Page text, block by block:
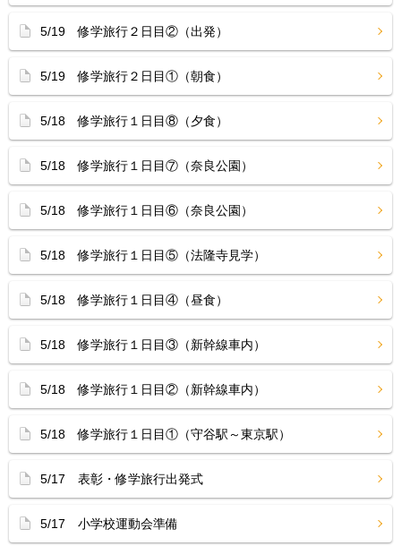
5/19 修学旅行２日目②（出発）
5/19 修学旅行２日目①（朝食）
5/18 修学旅行１日目⑧（夕食）
5/18 修学旅行１日目⑦（奈良公園）
5/18 修学旅行１日目⑥（奈良公園）
5/18 修学旅行１日目⑤（法隆寺見学）
5/18 修学旅行１日目④（昼食）
5/18 修学旅行１日目③（新幹線車内）
5/18 修学旅行１日目②（新幹線車内）
5/18 修学旅行１日目①（守谷駅～東京駅）
5/17 表彰・修学旅行出発式
5/17 小学校運動会準備